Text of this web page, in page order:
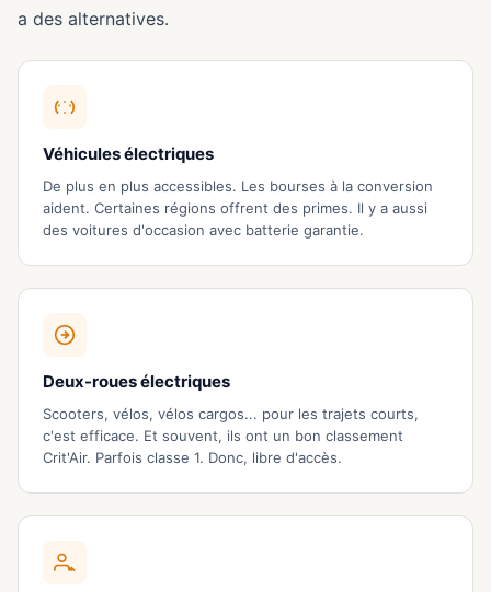
a des alternatives.
Véhicules électriques
De plus en plus accessibles. Les bourses à la conversion
aident. Certaines régions offrent des primes. Il y a aussi
des voitures d'occasion avec batterie garantie.
Deux-roues électriques
Scooters, vélos, vélos cargos... pour les trajets courts,
c'est efficace. Et souvent, ils ont un bon classement
Crit'Air. Parfois classe 1. Donc, libre d'accès.